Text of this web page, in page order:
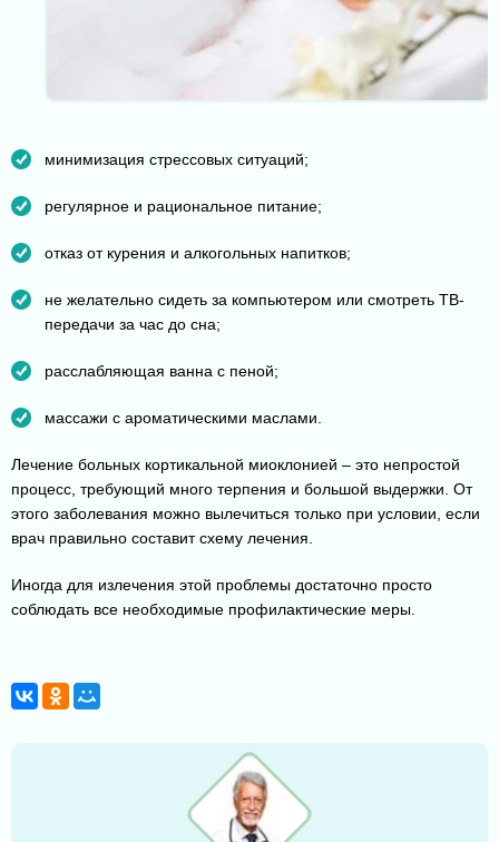
минимизация стрессовых ситуаций;
регулярное и рациональное питание;
отказ от курения и алкогольных напитков;
не желательно сидеть за компьютером или смотреть ТВ-
передачи за час до сна;
расслабляющая ванна с пеной;
массажи с ароматическими маслами.
Лечение больных кортикальной миоклонией – это непростой
процесс, требующий много терпения и большой выдержки. От
этого заболевания можно вылечиться только при условии, если
врач правильно составит схему лечения.
Иногда для излечения этой проблемы достаточно просто
соблюдать все необходимые профилактические меры.